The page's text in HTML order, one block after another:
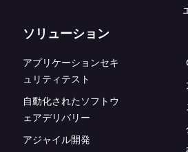
ソリューション
アプリケーションセキ
ュリティテスト
自動化されたソフトウ
ェアデリバリー
アジャイル開発